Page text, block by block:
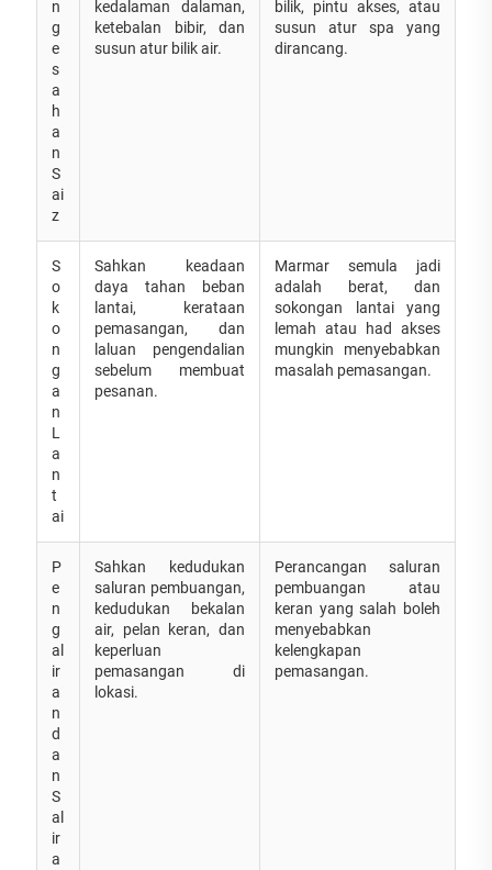
n
g
e
s
a
h
a
n
S
ai
z
kedalaman dalaman,
ketebalan bibir, dan
susun atur bilik air.
bilik, pintu akses, atau
susun atur spa yang
dirancang.
S
o
k
o
n
g
a
n
L
a
n
t
ai
Sahkan keadaan
daya tahan beban
lantai, kerataan
pemasangan, dan
laluan pengendalian
sebelum membuat
pesanan.
Marmar semula jadi
adalah berat, dan
sokongan lantai yang
lemah atau had akses
mungkin menyebabkan
masalah pemasangan.
P
e
n
g
al
ir
a
n
d
a
n
S
al
ir
a
Sahkan kedudukan
saluran pembuangan,
kedudukan bekalan
air, pelan keran, dan
keperluan
pemasangan di
lokasi.
Perancangan saluran
pembuangan atau
keran yang salah boleh
menyebabkan
kelengkapan
pemasangan.